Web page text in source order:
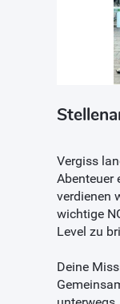
Vergiss
Abenteuer
verdienen
wichtige
Level zu
Deine